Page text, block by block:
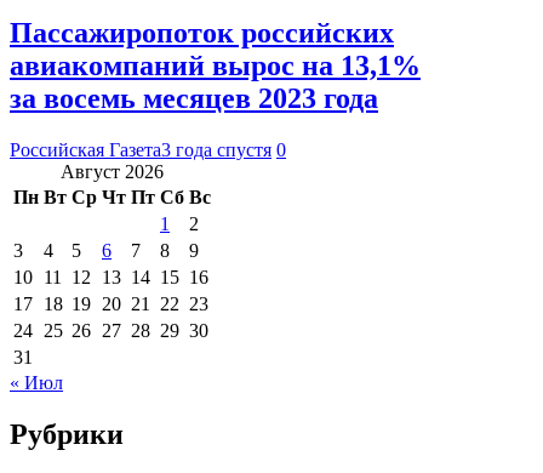
Пассажиропоток российских
авиакомпаний вырос на 13,1%
за восемь месяцев 2023 года
Российская Газета3 года спустя 0
Август 2026
Пн Вт Ср Чт Пт Сб Вс
1
2
3
4 5 6 7 8
9
10 11 12 13 14 15 16
17 18 19 20 21 22 23
24 25 26 27 28 29 30
31
« Июл
Рубрики